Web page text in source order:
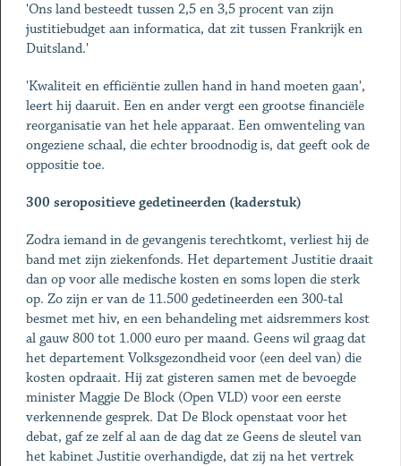
'Ons land besteedt tussen 2,5 en 3,5 procent van zijn
justitiebudget aan informatica, dat zit tussen Frankrijk en
Duitsland.'
'Kwaliteit en efficiëntie zullen hand in hand moeten gaan',
leert hij daaruit. Een en ander vergt een grootse financiële
reorganisatie van het hele apparaat. Een omwenteling van
ongeziene schaal, die echter broodnodig is, dat geeft ook de
oppositie toe.
300 seropositieve gedetineerden (kaderstuk)
Zodra iemand in de gevangenis terechtkomt, verliest hij de
band met zijn ziekenfonds. Het departement Justitie draait
dan op voor alle medische kosten en soms lopen die sterk
op. Zo zijn er van de 11.500 gedetineerden een 300-tal
besmet met hiv, en een behandeling met aidsremmers kost
al gauw 800 tot 1.000 euro per maand. Geens wil graag dat
het departement Volksgezondheid voor (een deel van) die
kosten opdraait. Hij zat gisteren samen met de bevoegde
minister Maggie De Block (Open VLD) voor een eerste
verkennende gesprek. Dat De Block openstaat voor het
debat, gaf ze zelf al aan de dag dat ze Geens de sleutel van
het kabinet Justitie overhandigde, dat zij na het vertrek